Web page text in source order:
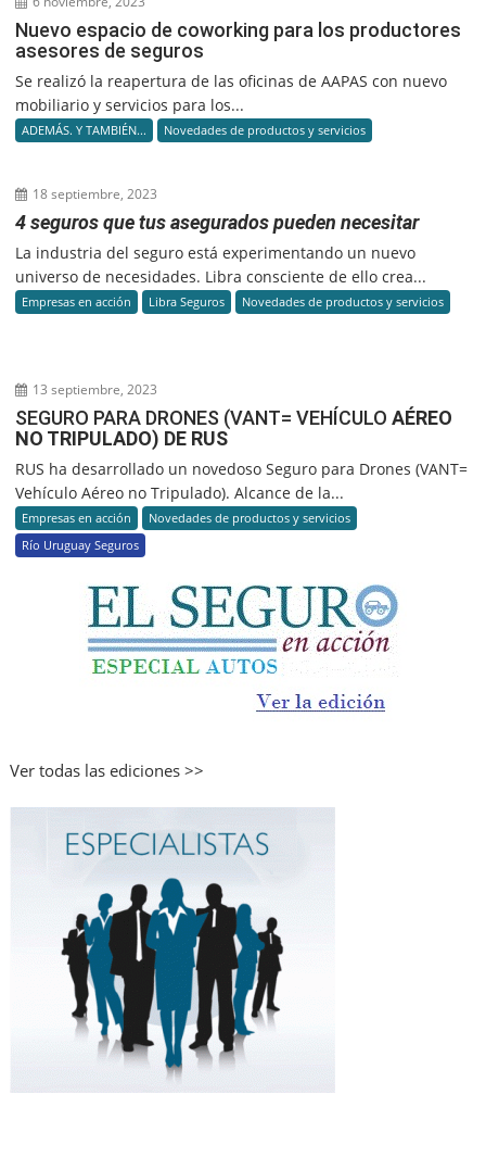
Nuevo espacio de coworking para los productores
asesores de seguros
Se realizó la reapertura de las oficinas de AAPAS con nuevo
mobiliario y servicios para los...
ADEMÁS. Y TAMBIÉN... Novedades de productos y servicios
18 septiembre, 2023
4 seguros que tus asegurados pueden necesitar
La industria del seguro está experimentando un nuevo
universo de necesidades. Libra consciente de ello crea...
Empresas en acción Libra Seguros Novedades de productos y servicios
13 septiembre, 2023
SEGURO PARA DRONES (VANT= VEHÍCULOAÉREO
NO TRIPULADO) DE RUS
RUS ha desarrollado un novedoso Seguro para Drones (VANT=
Vehículo Aéreo no Tripulado). Alcance de la...
Empresas en acción
Novedades de productos y servicios
Río Uruguay Seguros
Ver todas las ediciones >>